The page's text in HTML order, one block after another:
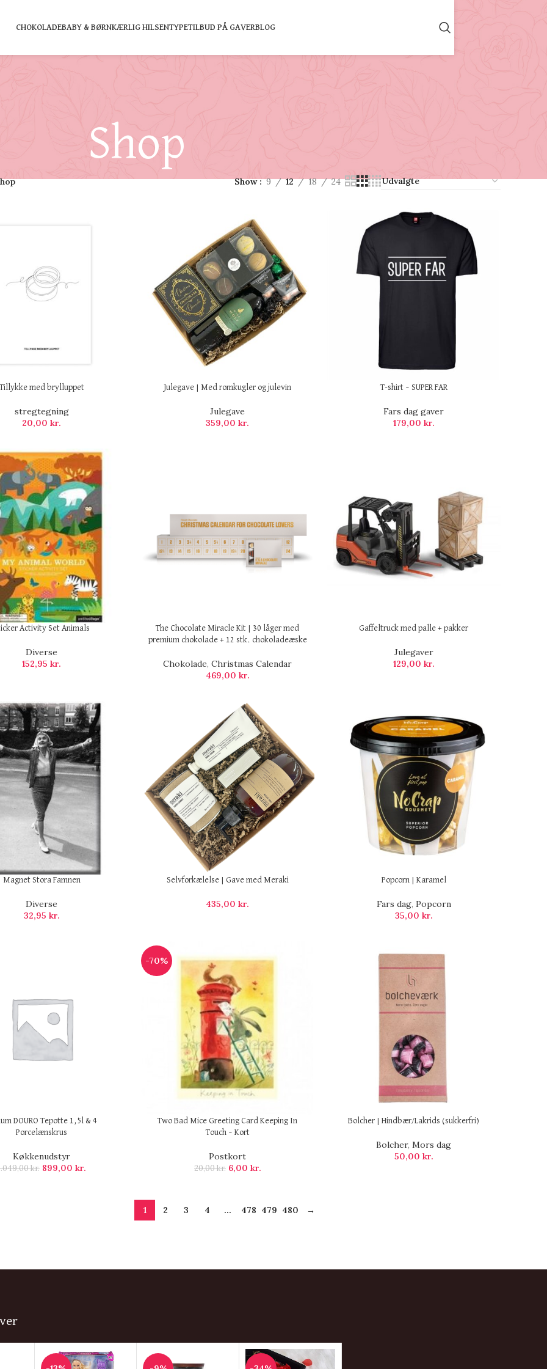
CHOKOLADEBABY & BØRNKÆRLIG HILSENTYPETILBUD PÅ GAVERBLOG
Shop
Show 9 12 18 24
med brylluppet
stregtegning
20,00kr.
Julegave | Med romkugler og julevin
Julegave
359,00kr.
T-shirt – SUPER FAR
Fars dag gaver
179,00 kr.
Activity Set Animals
Diverse
152,95kr.
The Chocolate Miracle Kit | 30 låger med
premium chokolade + 12 stk. chokoladeæske
Chokolade,Christmas Calendar
469,00 kr.
Gaffeltruck med palle + pakker
Julegaver
129,00 kr.
Magnet Stora Famnen
Diverse
32,95 kr.
Selvforkælelse | Gave med Meraki
435,00kr.
Popcorn | Karamel
Fars dag, Popcorn
35,00 kr.
DOURO Tepotte 1,5l & 4
Porcelænskrus
Køkkenudstyr
kr. 899,00 kr.
-70%
Two Bad Mice Greeting Card Keeping In
Touch – Kort
Postkort
20,00kr. 6,00 kr.
Bolcher | Hindbær/Lakrids (sukkerfri)
Bolcher,Mors dag
50,00 kr.
1 2 3 4 … 478 479 480 →